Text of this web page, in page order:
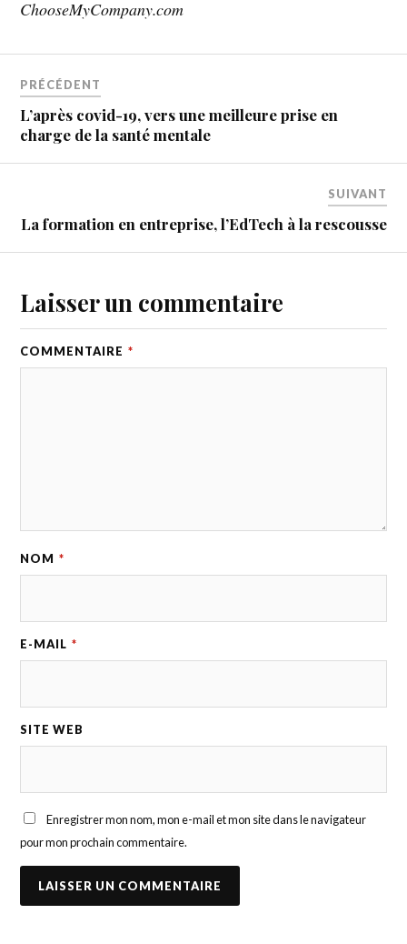
ChooseMyCompany.com
PRÉCÉDENT
L’après covid-19, vers une meilleure prise en
charge de la santé mentale
SUIVANT
La formation en entreprise, l’EdTech à la rescousse
Laisser un commentaire
COMMENTAIRE *
NOM *
E-MAIL *
SITE WEB
Enregistrer mon nom, mon e-mail et mon site dans le navigateur
pour mon prochain commentaire.